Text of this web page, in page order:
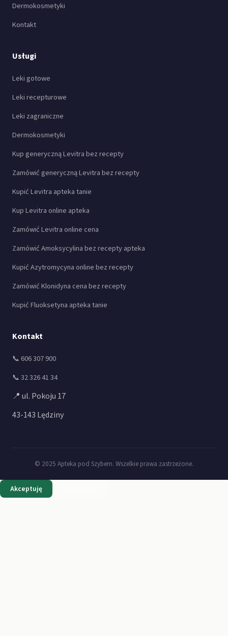
Dermokosmetyki
Kontakt
Usługi
Leki gotowe
Leki recepturowe
Leki zagraniczne
Dermokosmetyki
Kup generyczną Levitra bez recepty
Zamówić generyczną Levitra bez recepty
Kupić Levitra apteka tanie
Kup Levitra online apteka
Zamówić Levitra online cena
Zamówić Amoksycylina bez recepty apteka
Kupić Azytromycyna online bez recepty
Zamówić Klonidyna cena bez recepty
Kupić Fluoksetyna apteka tanie
Kontakt
📞 606 307 900
📞 32 326 41 34
📍 ul. Pokoju 17
43-143 Lędziny
© 2025 Apteka pod Szybem. Wszelkie prawa zastrzeżone.
Akceptuję